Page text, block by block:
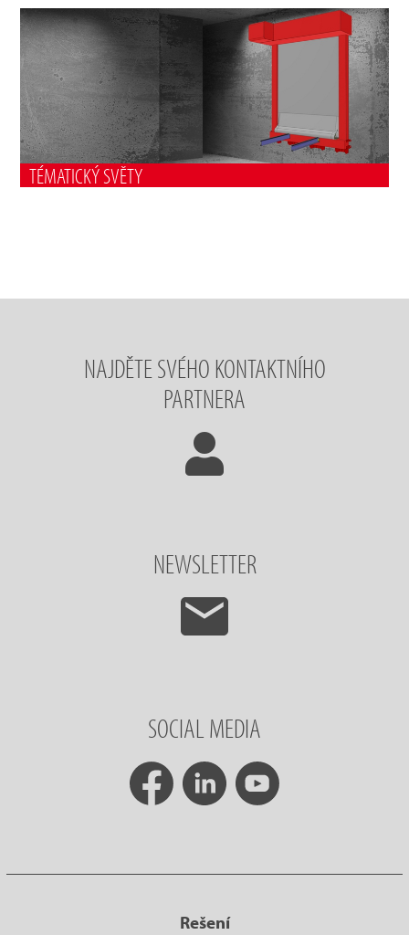
TÉMATICKÝ SVĚTY
NAJDĚTE SVÉHO KONTAKTNÍHO
PARTNERA
NEWSLETTER
SOCIAL MEDIA
Rešení